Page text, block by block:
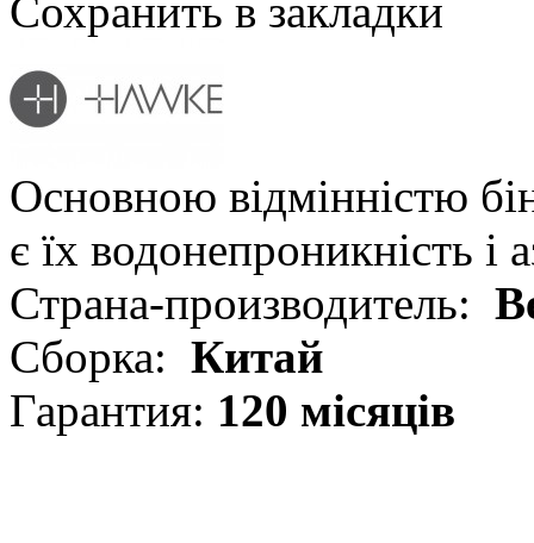
Сохранить в закладки
Основною відмінністю
є їх водонепроникність і
Страна-производитель:
Сборка: Китай
Гарантия: 120 місяців